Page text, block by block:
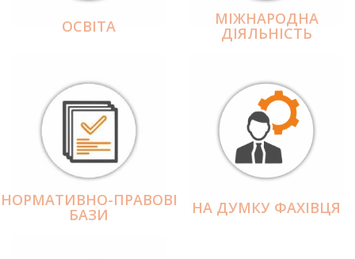
ОСВІТА МІЖНАРОДНА
ДІЯЛЬНІCТЬ
НОРМАТИВНО-ПРАВОВІ
БАЗИ НА ДУМКУ ФАХІВЦЯ